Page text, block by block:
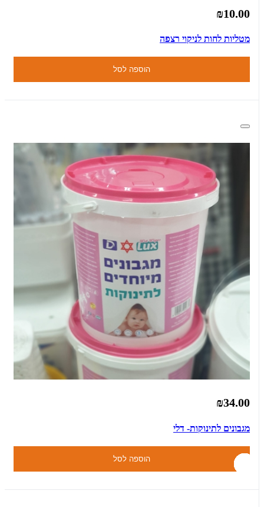
₪10.00
מטליות לחות לניקוי רצפה
הוספה לסל
₪34.00
מגבונים לתינוקות- דלי
הוספה לסל